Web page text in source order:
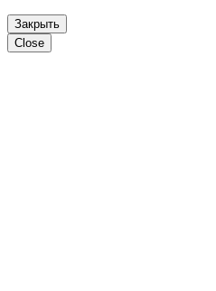
Закрыть
Close